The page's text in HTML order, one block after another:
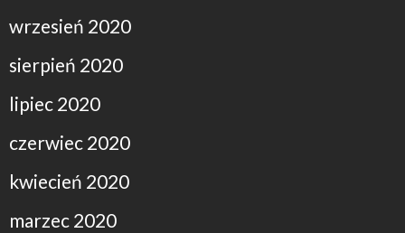
wrzesień 2020
sierpień 2020
lipiec 2020
czerwiec 2020
kwiecień 2020
marzec 2020